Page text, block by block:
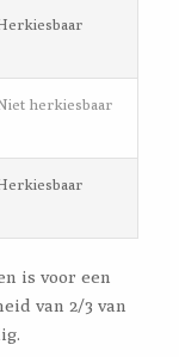
herkiesbaar
is voor een
van 2/3 van